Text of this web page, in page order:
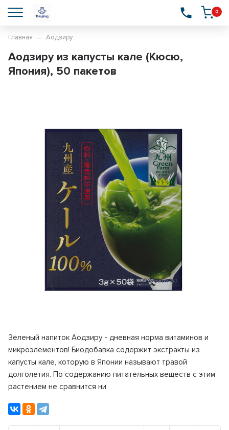
0
Главная Аодзиру
Аодзиру из капусты кале (Кюсю,
Япония), 50 пакетов
Зеленый напиток Аодзиру - дневная норма витаминов и
микроэлементов! Биодобавка содержит экстракты из
капусты кале, которую в Японии называют травой
долголетия. По содержанию питательных веществ с этим
растением не сравнится ни